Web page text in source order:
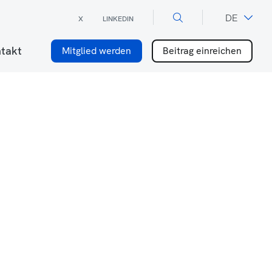
X LINKEDIN
DE
Mitglied werden Beitrag einreichen
×